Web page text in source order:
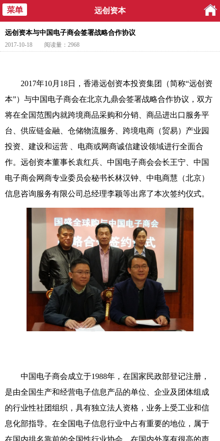
远创资本
远创资本与中国电子商会签署战略合作协议
2017-10-18 阅读量：2968
2017年10月 18日，香港远创资本投资集团（简称“远创资
本”）与中国电子商会在北京九鼎会签署战略合作协议，双方
将在全国范围内就跨境商品采购和分销、商品进出口服务平
台、供应链金融、仓储物流服务、跨境电商（贸易）产业园
投资、建设和运营 、电商或网商诚信建设领域进行全面合
作。远创资本董事长袁红兵、中国电子商会会长王宁、中国
电子商会网商专业委员会秘书长林汉钟、中电商慧（北京）
信息咨询服务有限公司总经理李颖等出席了本次签约仪式。
中国电子商会成立于1988年，在国家民政部登记注册，
是由全国生产和经营电子信息产品的单位、企业及团体组成
的行业性社团组织，具有独立法人资格，业务上受工业和信
息化部指导。在全国电子信息行业中占有重要的地位，属于